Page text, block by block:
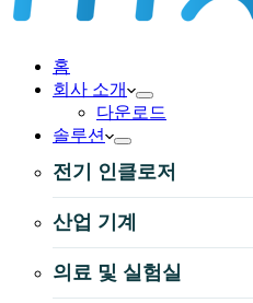
홈
회사 소개
다운로드
솔루션
전기 인클로저
산업 기계
의료 및 실험실